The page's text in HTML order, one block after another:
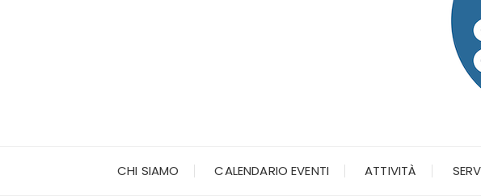
CHI SIAMO CALENDARIO EVENTI ATTIVITÀ